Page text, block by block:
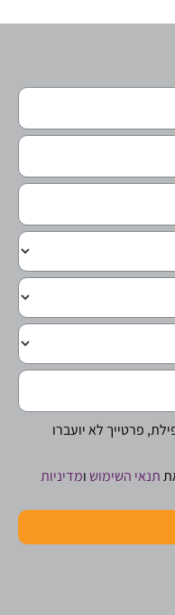
פרטייך לא יועברו
תנאי השימוש ומדיניות